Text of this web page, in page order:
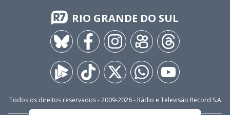
RIO GRANDE DO SUL
Todos os direitos reservados - 2009-2026- Rádio e Televisão Record S.A